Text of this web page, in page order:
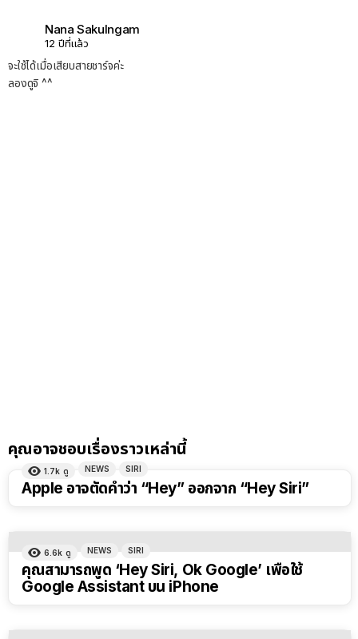
Nana Sakulngam
12 ปีที่แล้ว
จะใช้ได้เมื่อเสียบสายชาร์จค่ะ
ลองดูจิ ^^
คุณอาจชอบเรื่องราวเหล่านี้
1.7k ดู NEWS SIRI
Apple อาจตัดคำว่า “Hey” ออกจาก “Hey Siri”
6.6k ดู NEWS SIRI
คุณสามารถพูด ‘Hey Siri, Ok Google’ เพื่อใช้
Google Assistant บน iPhone